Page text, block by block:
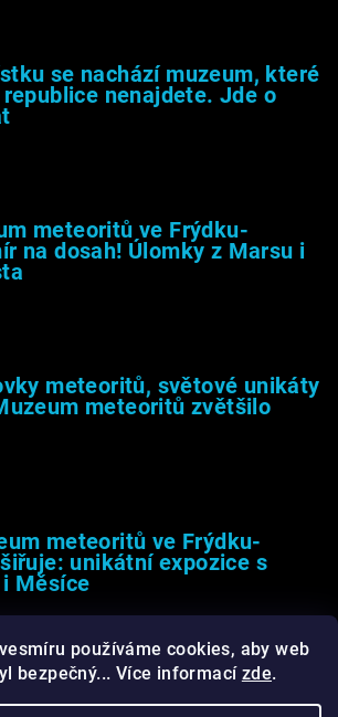
používáme cookies, aby web
bezpečný... Více informací zde.
se nachází muzeum, které
nenajdete. Jde o
meteoritů ve Frýdku-
na dosah! Úlomky z Marsu i
meteoritů, světové unikáty
meteoritů zvětšilo
meteoritů ve Frýdku-
unikátní expozice s
Měsíce